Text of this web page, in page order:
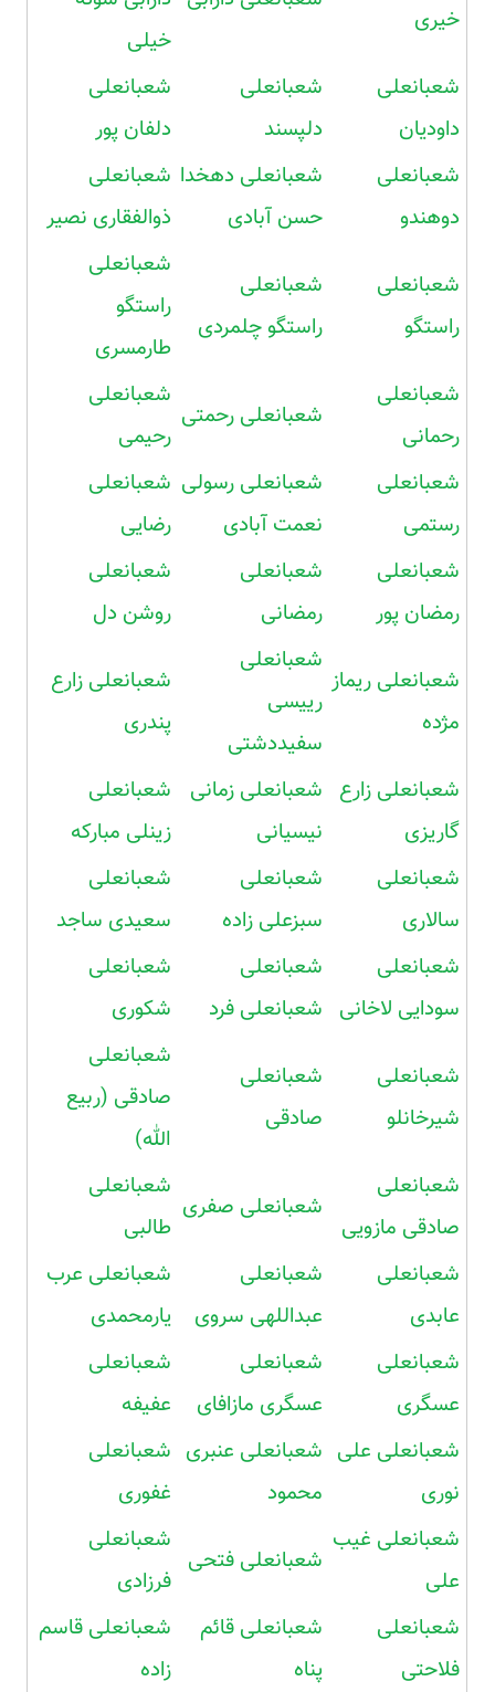
خیری
خیلی
شعبانعلی
داودیان
شعبانعلی
دلپسند
شعبانعلی
دلفان پور
شعبانعلی
دوهندو
شعبانعلی دهخدا
حسن آبادی
شعبانعلی
ذوالفقاری نصیر
شعبانعلی
راستگو
شعبانعلی
راستگو چلمردی
شعبانعلی
راستگو
طارمسری
شعبانعلی
رحمانی
شعبانعلی رحمتی
شعبانعلی
رحیمی
شعبانعلی
رستمی
شعبانعلی رسولی
نعمت آبادی
شعبانعلی
رضایی
شعبانعلی
رمضان پور
شعبانعلی
رمضانی
شعبانعلی
روشن دل
شعبانعلی ریماز
مژده
شعبانعلی
رییسی
سفیددشتی
شعبانعلی زارع
پندری
شعبانعلی زارع
گاریزی
شعبانعلی زمانی
نیسیانی
شعبانعلی
زینلی مبارکه
شعبانعلی
سالاری
شعبانعلی
سبزعلی زاده
شعبانعلی
سعیدی ساجد
شعبانعلی
سودایی لاخانی
شعبانعلی
شعبانعلی فرد
شعبانعلی
شکوری
شعبانعلی
شیرخانلو
شعبانعلی
صادقی
شعبانعلی
صادقی (ربیع
الله)
شعبانعلی
صادقی مازویی
شعبانعلی صفری
شعبانعلی
طالبی
شعبانعلی
عابدی
شعبانعلی
عبداللهی سروی
شعبانعلی عرب
یارمحمدی
شعبانعلی
عسگری
شعبانعلی
عسگری مازافای
شعبانعلی
عفیفه
شعبانعلی علی
نوری
شعبانعلی عنبری
محمود
شعبانعلی
غفوری
شعبانعلی غیب
علی
شعبانعلی فتحی
شعبانعلی
فرزادی
شعبانعلی
فلاحتی
شعبانعلی قائم
پناه
شعبانعلی قاسم
زاده